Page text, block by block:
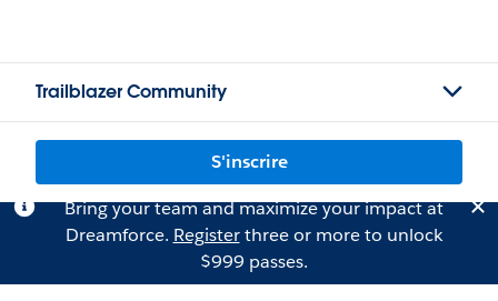
Trailblazer Community
S'inscrire
Bring your team and maximize your impact at
Dreamforce. Registerthree or more to unlock
$999 passes.